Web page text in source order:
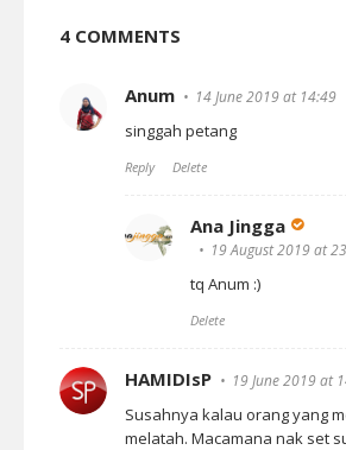
4 COMMENTS
Anum 14 June 2019 at 14:49
singgah petang
Reply Delete
Ana Jingga
19 August 2019 at
tq Anum :)
Delete
HAMIDIsP 19 June 2019 at
Susahnya kalau orang yang
melatah. Macamana nak set